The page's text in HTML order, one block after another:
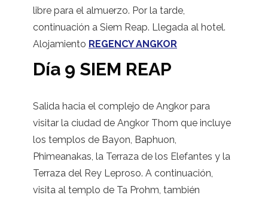
libre para el almuerzo. Por la tarde,
continuación a Siem Reap. Llegada al hotel.
Alojamiento REGENCY ANGKOR
Día 9 SIEM REAP
Salida hacia el complejo de Angkor para
visitar la ciudad de Angkor Thom que incluye
los templos de Bayon, Baphuon,
Phimeanakas, la Terraza de los Elefantes y la
Terraza del Rey Leproso. A continuación,
visita al templo de Ta Prohm, también